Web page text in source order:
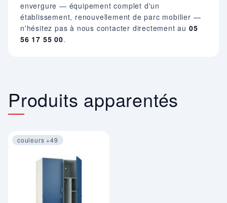
envergure — équipement complet d'un
établissement, renouvellement de parc mobilier —
n'hésitez pas à nous contacter directement au 05
56 17 55 00.
Produits apparentés
couleurs +49
Image 1 sur 2